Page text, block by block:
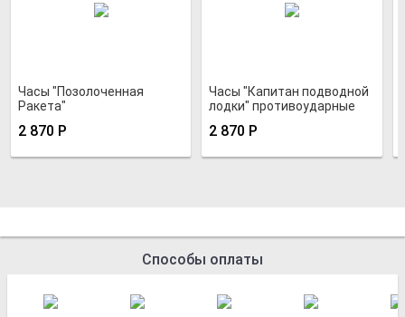
Часы "Позолоченная
Ракета"
2 870 Р
Часы "Капитан подводной
лодки" противоударные
2 870 Р
Способы оплаты